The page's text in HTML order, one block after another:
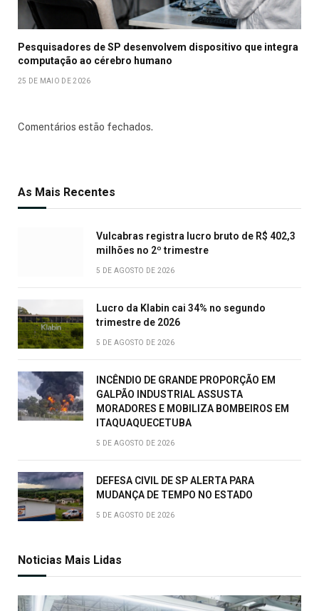
Pesquisadores de SP desenvolvem dispositivo que integra
computação ao cérebro humano
25 DE MAIO DE 2026
Comentários estão fechados.
As Mais Recentes
Vulcabras registra lucro bruto de R$ 402,3
milhões no 2º trimestre
5 DE AGOSTO DE 2026
Lucro da Klabin cai 34% no segundo
trimestre de 2026
5 DE AGOSTO DE 2026
INCÊNDIO DE GRANDE PROPORÇÃO EM
GALPÃO INDUSTRIAL ASSUSTA
MORADORES E MOBILIZA BOMBEIROS EM
ITAQUAQUECETUBA
5 DE AGOSTO DE 2026
DEFESA CIVIL DE SP ALERTA PARA
MUDANÇA DE TEMPO NO ESTADO
5 DE AGOSTO DE 2026
Noticias Mais Lidas